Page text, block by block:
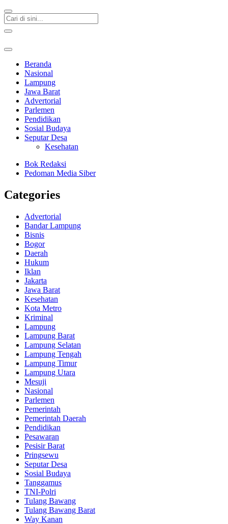
Beranda
Nasional
Lampung
Jawa Barat
Advertorial
Parlemen
Pendidikan
Sosial Budaya
Seputar Desa
Kesehatan
Bok Redaksi
Pedoman Media Siber
Categories
Advertorial
Bandar Lampung
Bisnis
Bogor
Daerah
Hukum
Iklan
Jakarta
Jawa Barat
Kesehatan
Kota Metro
Kriminal
Lampung
Lampung Barat
Lampung Selatan
Lampung Tengah
Lampung Timur
Lampung Utara
Mesuji
Nasional
Parlemen
Pemerintah
Pemerintah Daerah
Pendidikan
Pesawaran
Pesisir Barat
Pringsewu
Seputar Desa
Sosial Budaya
Tanggamus
TNI-Polri
Tulang Bawang
Tulang Bawang Barat
Way Kanan